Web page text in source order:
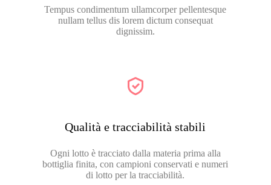
Tempus condimentum ullamcorper pellentesque
nullam tellus dis lorem dictum consequat
dignissim.
Qualità e tracciabilità stabili
Ogni lotto è tracciato dalla materia prima alla
bottiglia finita, con campioni conservati e numeri
di lotto per la tracciabilità.